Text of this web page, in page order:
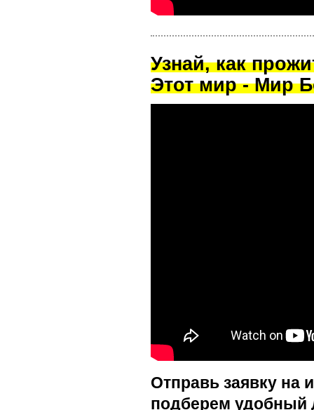
Узнай, как
Этот мир - Мир
Отправь заявку на
подберем удобный